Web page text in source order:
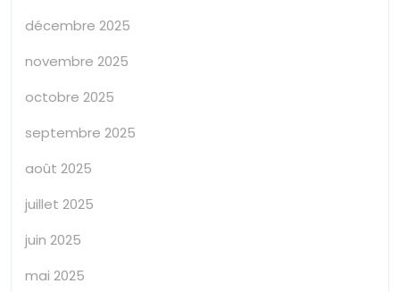
décembre 2025
novembre 2025
octobre 2025
septembre 2025
août 2025
juillet 2025
juin 2025
mai 2025